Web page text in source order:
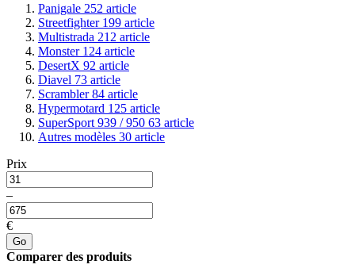
Panigale 252 article
Streetfighter 199 article
Multistrada 212 article
Monster 124 article
DesertX 92 article
Diavel 73 article
Scrambler84 article
Hypermotard 125 article
SuperSport 939 / 950 63 article
Autres modèles 30 article
Prix
–
€
Go
Comparer des produits